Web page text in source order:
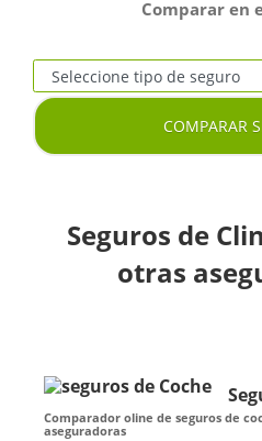
Comparar en
COMPARAR
Seguros de
otras
Comparador oline de seguros de
aseguradoras